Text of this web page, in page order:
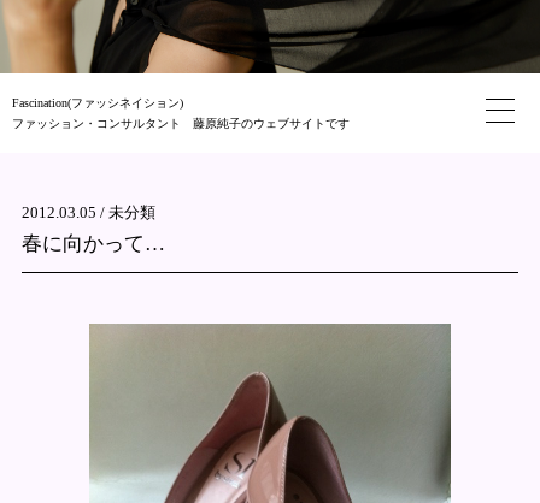
Fascination(ファッシネイション)
ファッション・コンサルタント 藤原純子のウェブサイトです
2012.03.05 / 未分類
春に向かって…